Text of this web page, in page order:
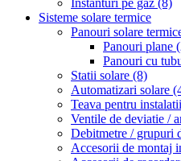
Instanturi pe gaz (8)
Sisteme solare termice
Panouri solare
Panouri plane
Panouri cu
Statii solare (8)
Automatizari solare
Teava pentru
Ventile de deviatie /
Debitmetre / grupuri
Accesorii de montaj